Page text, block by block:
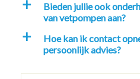
a
Bieden jullie ook
van vetpompen aan?
a
Hoe kan ik contact
persoonlijk advies?